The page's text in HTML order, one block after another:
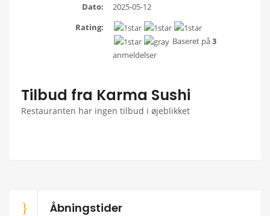
Dato:
2025-05-12
Rating:
Baseret på3
anmeldelser
Tilbud fra Karma Sushi
Restauranten har ingen tilbud i øjeblikket
Åbningstider